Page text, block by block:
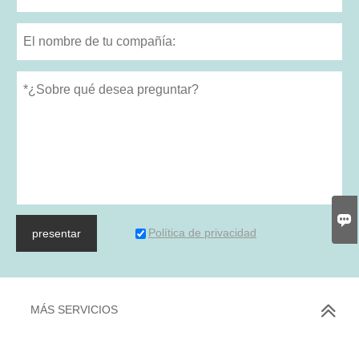
presentar Política de privacidad
MÁS SERVICIOS
